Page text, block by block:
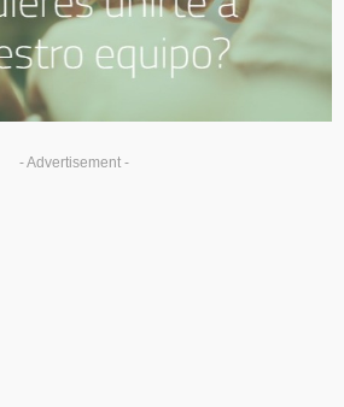
- Advertisement -